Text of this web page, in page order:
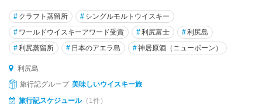
# クラフト蒸留所 # シングルモルトウイスキー
# ワールドウイスキーアワード受賞 #利尻富士 #利尻島
#利尻蒸留所 # 日本のアエラ島 #神居原酒（ニューボーン）
利尻島
旅行記グループ 美味しいウイスキー旅
旅行記スケジュール（1件）